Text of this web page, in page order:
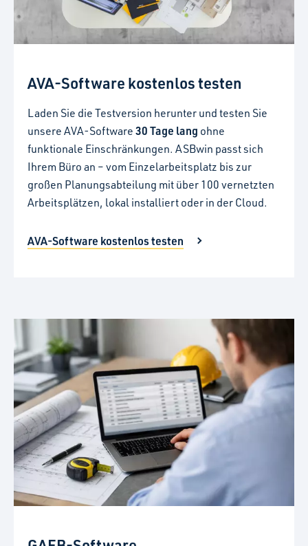
AVA-Software kostenlos testen
Laden Sie die Testversion herunter und testen Sie
unsere AVA-Software 30 Tage lang ohne
funktionale Einschränkungen. ASBwin passt sich
Ihrem Büro an – vom Einzelarbeitsplatz bis zur
großen Planungsabteilung mit über 100 vernetzten
Arbeitsplätzen, lokal installiert oder in der Cloud.
AVA-Software kostenlos testen